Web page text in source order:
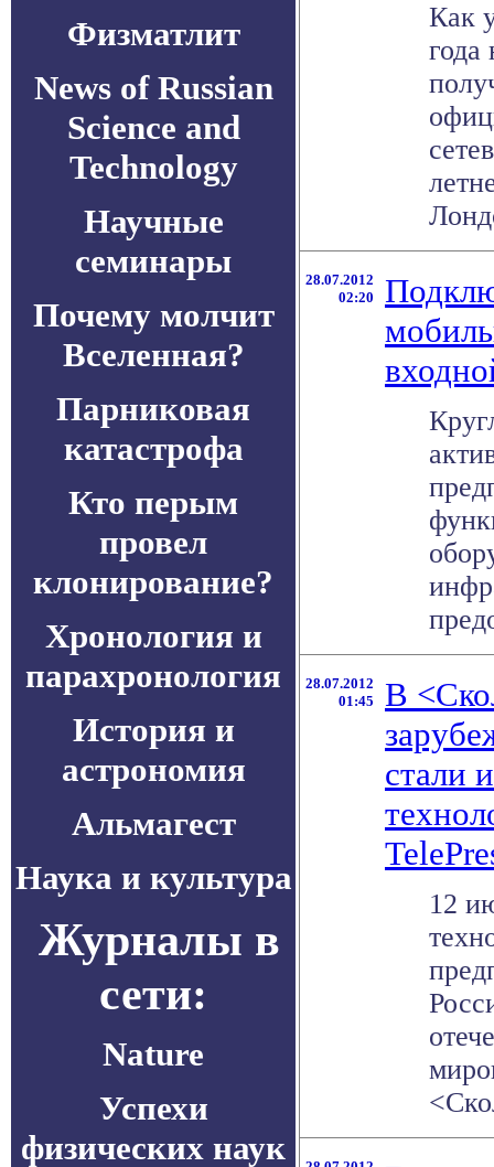
Физматлит
News of Russian
Science and
Technology
Научные
семинары
Почему молчит
Вселенная?
Парниковая
катастрофа
Кто перым
провел
клонирование?
Хронология и
парахронология
История и
астрономия
Альмагест
Наука и культура
Журналы в
сети:
Nature
Успехи
физических наук
Как
года
28.07.2012
02:20
28.07.2012
01:45
В
стали
12